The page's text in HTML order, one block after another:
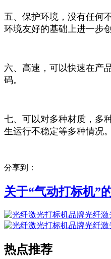
五、保护环境，没有任何
环境友好的基础上进一步
六、高速，可以快速在产
码。
七、可以对多种材质，多
生运行不稳定等多种情况。
分享到：
关于“气动打标机”
光纤激
光纤激
热点推荐